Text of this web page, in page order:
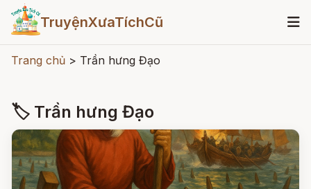
TruyệnXưaTíchCũ
Trang chủ > Trần hưng Đạo
🏷 Trần hưng Đạo